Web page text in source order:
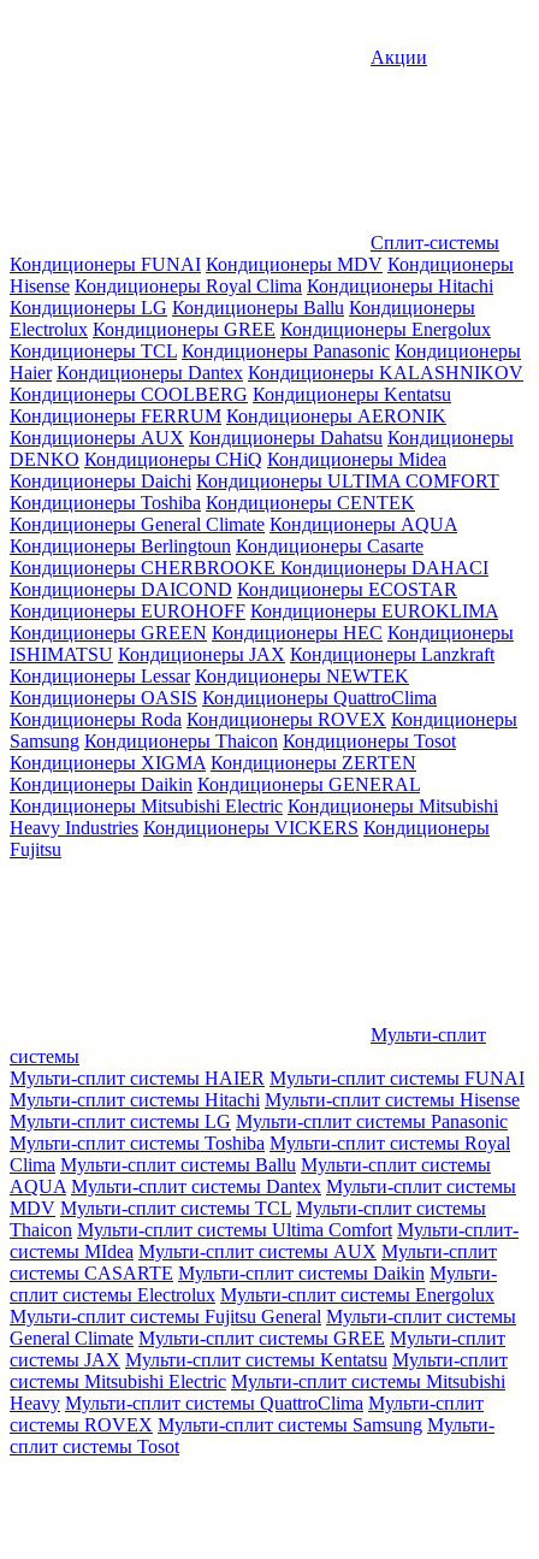
Акции
Сплит-системы
Кондиционеры FUNAI Кондиционеры MDV Кондиционеры
Hisense Кондиционеры Royal Clima Кондиционеры Hitachi
Кондиционеры LG Кондиционеры Ballu Кондиционеры
Electrolux Кондиционеры GREE Кондиционеры Energolux
Кондиционеры TCL Кондиционеры Panasonic Кондиционеры
Haier Кондиционеры Dantex Кондиционеры KALASHNIKOV
Кондиционеры СOOLBERG Кондиционеры Kentatsu
Кондиционеры FERRUM Кондиционеры AERONIK
Кондиционеры AUX Кондиционеры Dahatsu Кондиционеры
DENKO Кондиционеры CHiQ Кондиционеры Midea
Кондиционеры Daichi Кондиционеры ULTIMA COMFORT
Кондиционеры Toshiba Кондиционеры CENTEK
Кондиционеры General Climate Кондиционеры AQUA
Кондиционеры Berlingtoun Кондиционеры Casarte
Кондиционеры CHERBROOKE Кондиционеры DAHACI
Кондиционеры DAICOND Кондиционеры ECOSTAR
Кондиционеры EUROHOFF Кондиционеры EUROKLIMA
Кондиционеры GREEN Кондиционеры HEC Кондиционеры
ISHIMATSU Кондиционеры JAX Кондиционеры Lanzkraft
Кондиционеры Lessar Кондиционеры NEWTEK
Кондиционеры OASIS Кондиционеры QuattroClima
Кондиционеры Roda Кондиционеры ROVEX Кондиционеры
Samsung Кондиционеры Thaicon Кондиционеры Tosot
Кондиционеры XIGMA Кондиционеры ZERTEN
Кондиционеры Daikin Кондиционеры GENERAL
Кондиционеры Mitsubishi Electric Кондиционеры Mitsubishi
Heavy Industries Кондиционеры VICKERS Кондиционеры
Fujitsu
Мульти-сплит
системы
Мульти-сплит системы HAIER Мульти-сплит системы FUNAI
Мульти-сплит системы Hitachi Мульти-сплит системы Hisense
Мульти-сплит системы LG Мульти-сплит системы Panasonic
Мульти-сплит системы Toshiba Мульти-сплит системы Royal
Clima Мульти-сплит системы Ballu Мульти-сплит системы
AQUA Мульти-сплит системы Dantex Мульти-сплит системы
MDV Мульти-сплит системы TCL Мульти-сплит системы
Thaicon Мульти-сплит системы Ultima Comfort Мульти-сплит-
системы MIdea Мульти-сплит системы AUX Мульти-сплит
системы CASARTE Мульти-сплит системы Daikin Мульти-
сплит системы Electrolux Мульти-сплит системы Energolux
Мульти-сплит системы Fujitsu General Мульти-сплит системы
General Climate Мульти-сплит системы GREE Мульти-сплит
системы JAX Мульти-сплит системы Kentatsu Мульти-сплит
системы Mitsubishi Electric Мульти-сплит системы Mitsubishi
Heavy Мульти-сплит системы QuattroClima Мульти-сплит
системы ROVEX Мульти-сплит системы Samsung Мульти-
сплит системы Tosot